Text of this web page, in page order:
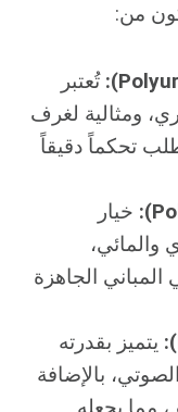
من:
تُعتبر
ومثالية لغرف
تحكماً دقيقاً
خيار
والمائي،
الجاهزة
يتميز بقدرته
بالإضافة